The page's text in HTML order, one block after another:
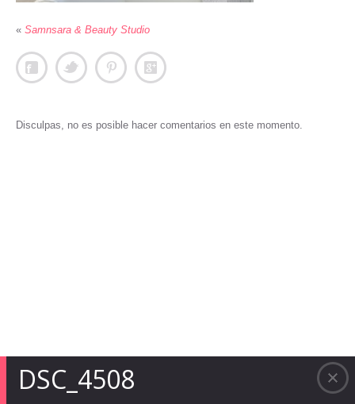
DSC_4508
« Samnsara & Beauty Studio
Disculpas, no es posible hacer comentarios en este momento.